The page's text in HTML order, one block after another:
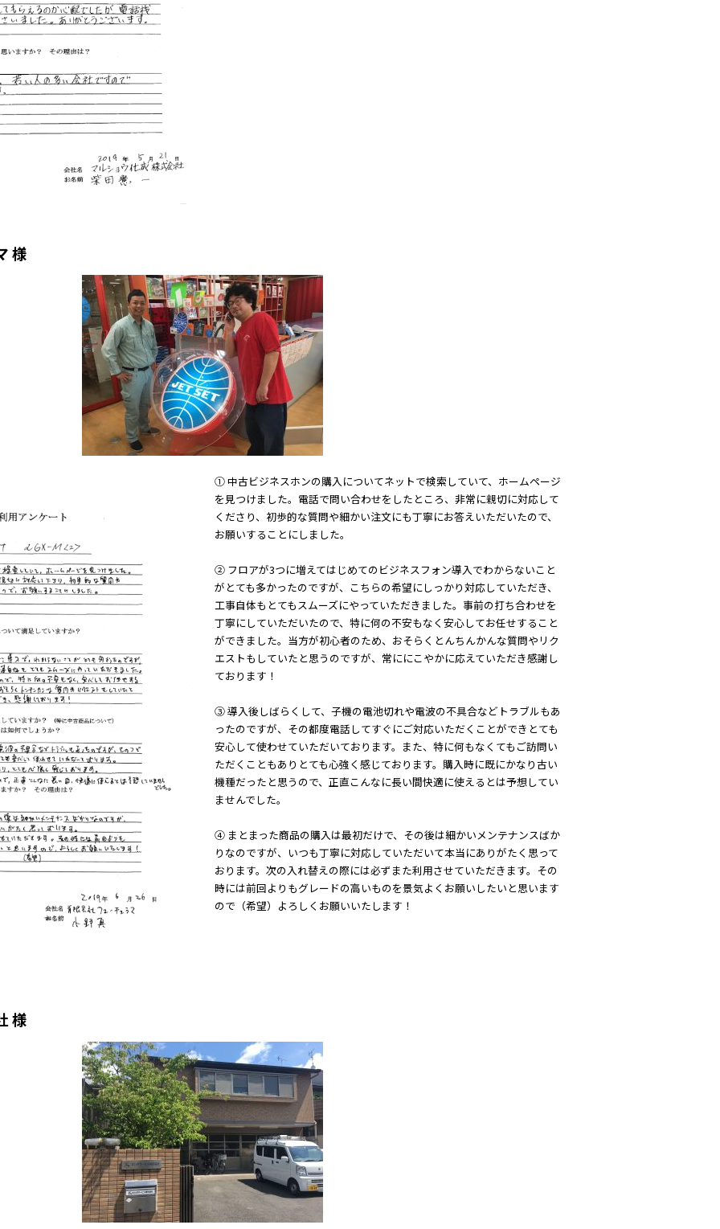
様
① 中古ビジネスホンの購入についてネットで検索していて、ホームページ
を見つけました。電話で問い合わせをしたところ、非常に親切に対応して
くださり、初歩的な質問や細かい注文にも丁寧にお答えいただいたので、
お願いすることにしました。
② フロアが3つに増えてはじめてのビジネスフォン導入でわからないこと
がとても多かったのですが、こちらの希望にしっかり対応していただき、
工事自体もとてもスムーズにやっていただきました。事前の打ち合わせを
丁寧にしていただいたので、特に何の不安もなく安心してお任せすること
ができました。当方が初心者のため、おそらくとんちんかんな質問やリク
エストもしていたと思うのですが、常ににこやかに応えていただき感謝し
ております！
③ 導入後しばらくして、子機の電池切れや電波の不具合などトラブルもあ
ったのですが、その都度電話してすぐにご対応いただくことができとても
安心して使わせていただいております。また、特に何もなくてもご訪問い
ただくこともありとても心強く感じております。購入時に既にかなり古い
機種だったと思うので、正直こんなに長い間快適に使えるとは予想してい
ませんでした。
④ まとまった商品の購入は最初だけで、その後は細かいメンテナンスばか
りなのですが、いつも丁寧に対応していただいて本当にありがたく思って
おります。次の入れ替えの際には必ずまた利用させていただきます。その
時には前回よりもグレードの高いものを景気よくお願いしたいと思います
ので（希望）よろしくお願いいたします！
様